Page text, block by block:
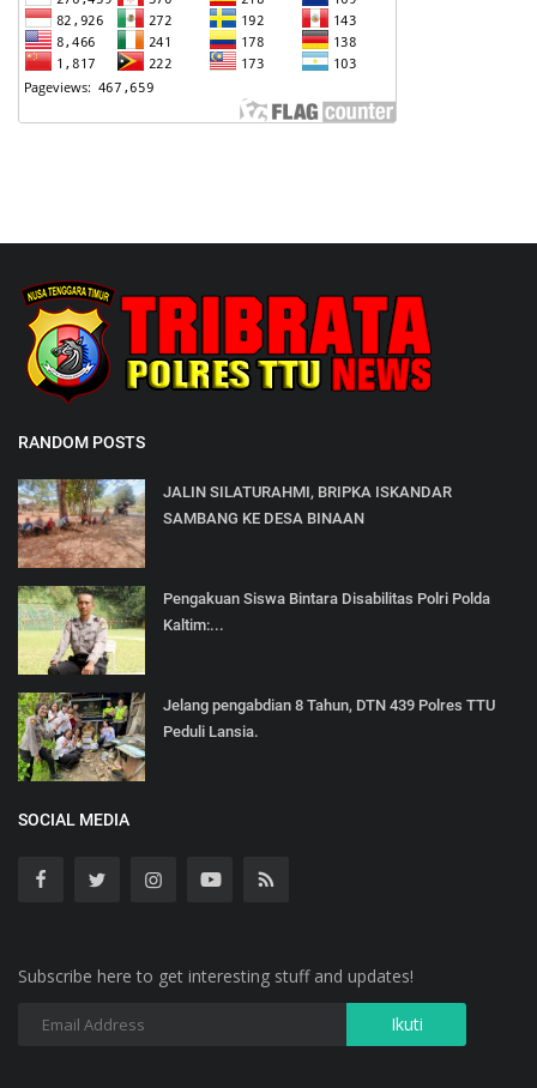
RANDOM POSTS
JALIN SILATURAHMI, BRIPKA ISKANDAR
SAMBANG KE DESA BINAAN
Pengakuan Siswa Bintara Disabilitas Polri Polda
Kaltim:...
Jelang pengabdian 8 Tahun, DTN 439 Polres TTU
Peduli Lansia.
SOCIAL MEDIA
Subscribe here to get interesting stuff and updates!